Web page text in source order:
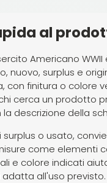
al
Americano
nuovo, surplus e
con finitura o colore
cerca un prodotto
descrizione della
surplus o usato,
come elementi
e colore indicati
adatta all'uso previsto.